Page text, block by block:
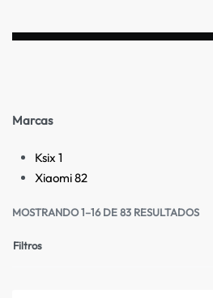
Marcas
Ksix 1
Xiaomi82
MOSTRANDO 1–16 DE 83 RESULTADOS
Filtros